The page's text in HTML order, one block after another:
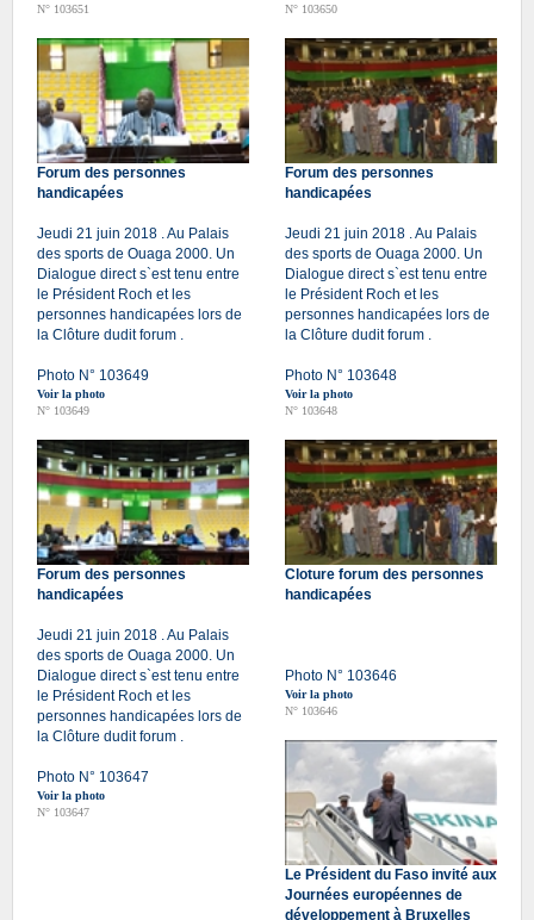
N° 103651
N° 103650
Forum des personnes
handicapées
Jeudi 21 juin 2018 . Au Palais
des sports de Ouaga 2000. Un
Dialogue direct s`est tenu entre
le Président Roch et les
personnes handicapées lors de
la Clôture dudit forum .
Photo N° 103649
Voir la photo
N° 103649
Forum des personnes
handicapées
Jeudi 21 juin 2018 . Au Palais
des sports de Ouaga 2000. Un
Dialogue direct s`est tenu entre
le Président Roch et les
personnes handicapées lors de
la Clôture dudit forum .
Photo N° 103648
Voir la photo
N° 103648
Forum des personnes
handicapées
Jeudi 21 juin 2018 . Au Palais
des sports de Ouaga 2000. Un
Dialogue direct s`est tenu entre
le Président Roch et les
personnes handicapées lors de
la Clôture dudit forum .
Photo N° 103647
Voir la photo
N° 103647
Cloture forum des personnes
handicapées
Photo N° 103646
Voir la photo
N° 103646
Le Président du Faso invité aux
Journées européennes de
développement à Bruxelles